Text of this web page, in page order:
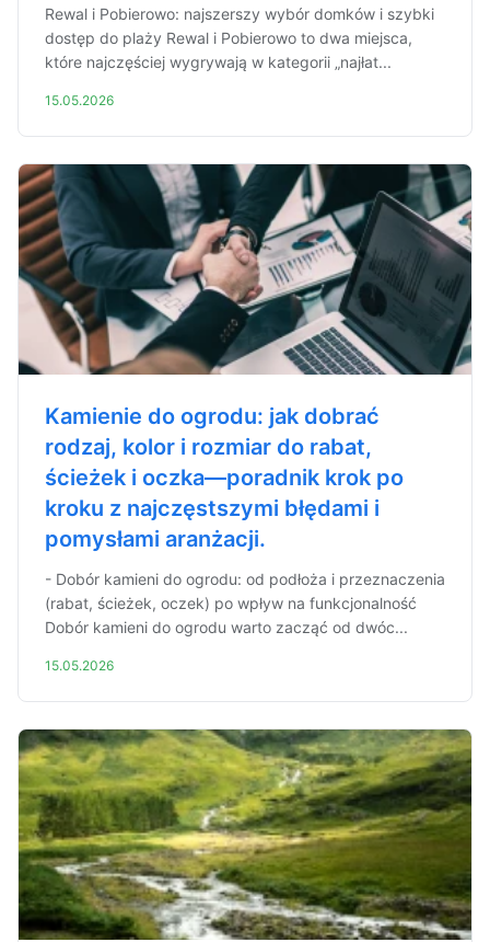
Rewal i Pobierowo: najszerszy wybór domków i szybki
dostęp do plaży Rewal i Pobierowo to dwa miejsca,
które najczęściej wygrywają w kategorii „najłat...
15.05.2026
Kamienie do ogrodu: jak dobrać
rodzaj, kolor i rozmiar do rabat,
ścieżek i oczka—poradnik krok po
kroku z najczęstszymi błędami i
pomysłami aranżacji.
- Dobór kamieni do ogrodu: od podłoża i przeznaczenia
(rabat, ścieżek, oczek) po wpływ na funkcjonalność
Dobór kamieni do ogrodu warto zacząć od dwóc...
15.05.2026